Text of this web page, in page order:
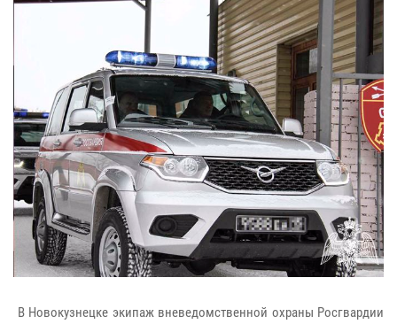
В Новокузнецке экипаж вневедомственной охраны Росгвардии